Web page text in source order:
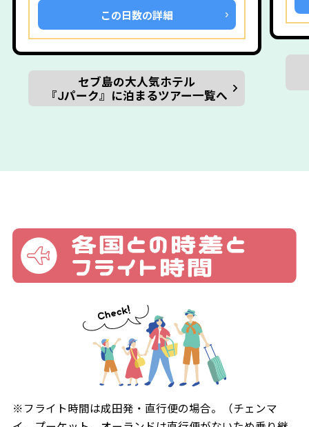
この日数の詳細
セブ島の大人気ホテル
『Jパーク』に泊まるツアー一覧へ
※フライト時間は成田発・直行便の場合。（チェンマ